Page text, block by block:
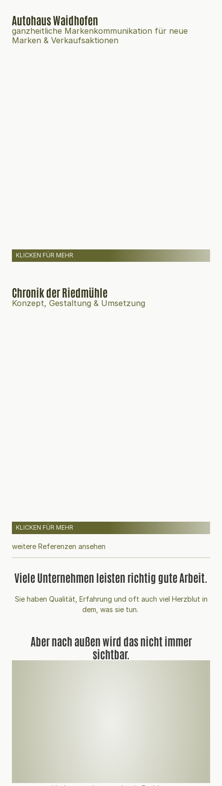
Autohaus Waidhofen
ganzheitliche Markenkommunikation für neue
Marken & Verkaufsaktionen
KLICKEN FÜR MEHR
Chronik der Riedmühle
Konzept, Gestaltung & Umsetzung
KLICKEN FÜR MEHR
weitere Referenzen ansehen
Viele Unternehmen leisten richtig gute Arbeit.
Sie haben Qualität, Erfahrung und oft auch viel Herzblut in
dem, was sie tun.
Aber nach außen wird das nicht immer
sichtbar.